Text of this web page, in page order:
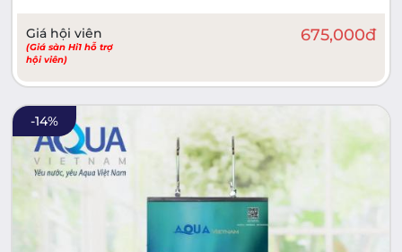
Giá hội viên
(Giá sàn Hi1 hỗ trợ
hội viên)
675,000đ
-14%